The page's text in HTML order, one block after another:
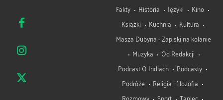
Fakty Historia Języki
Kino
Książki
Kuchnia
Kultura
Masza Dubyna - Zapiski na kolanie
Muzyka
Od Redakcji
Podcast O Indiach
Podcasty
Podróże
Religia i filozofia